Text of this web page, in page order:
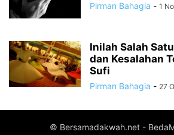
Pirman Bahagia - 1
Inilah Salah
dan Kesalahan
Sufi
Pirman Bahagia - 27
© Bersamadakwah.net -